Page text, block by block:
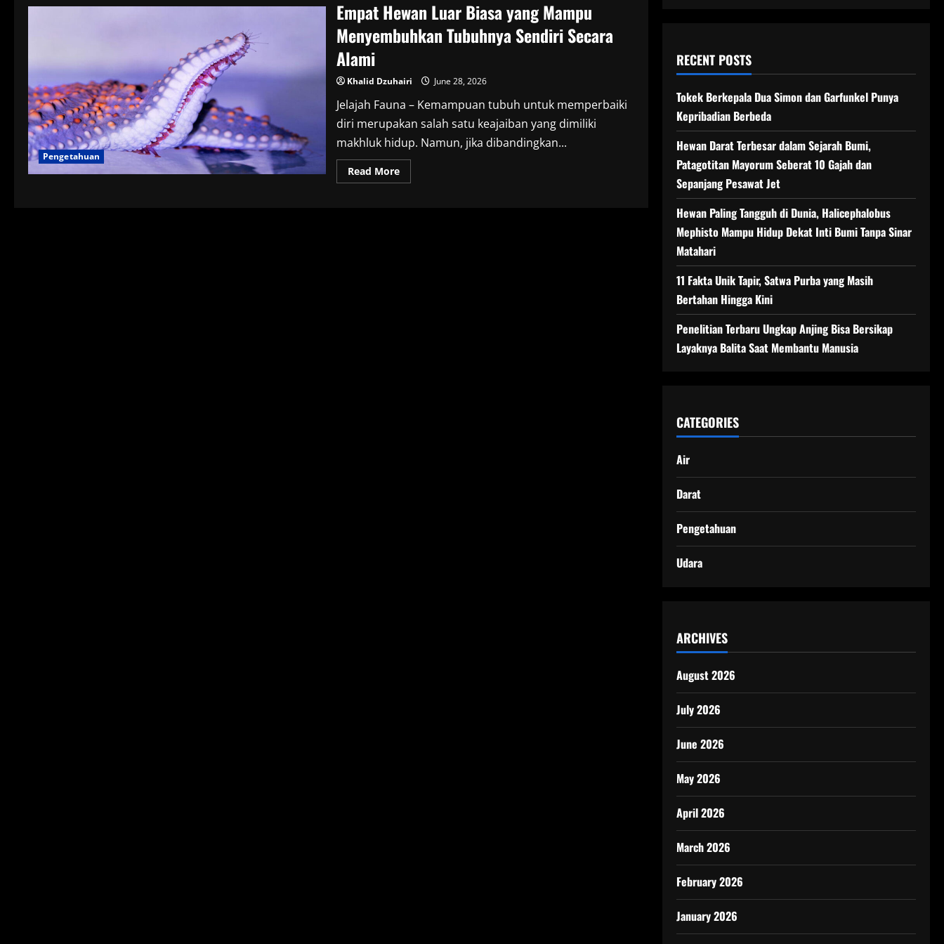
Pengetahuan
Empat Hewan Luar Biasa yang Mampu
Menyembuhkan Tubuhnya Sendiri Secara
Alami
Khalid Dzuhairi June 28, 2026
Jelajah Fauna – Kemampuan tubuh untuk memperbaiki
diri merupakan salah satu keajaiban yang dimiliki
makhluk hidup. Namun, jika dibandingkan...
Read MoreRead
more
RECENT POSTS
Tokek Berkepala Dua Simon dan Garfunkel Punya
Kepribadian Berbeda
Hewan Darat Terbesar dalam Sejarah Bumi,
Patagotitan Mayorum Seberat 10 Gajah dan
Sepanjang Pesawat Jet
Hewan Paling Tangguh di Dunia, Halicephalobus
Mephisto Mampu Hidup Dekat Inti Bumi Tanpa Sinar
Matahari
11 Fakta Unik Tapir, Satwa Purba yang Masih
Bertahan Hingga Kini
Penelitian Terbaru Ungkap Anjing Bisa Bersikap
Layaknya Balita Saat Membantu Manusia
CATEGORIES
Air
Darat
Pengetahuan
Udara
ARCHIVES
August 2026
July 2026
June 2026
May 2026
April 2026
March 2026
February 2026
January 2026